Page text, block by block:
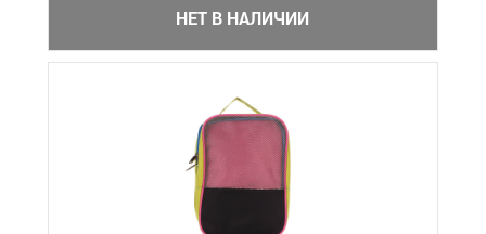
НЕТ В НАЛИЧИИ